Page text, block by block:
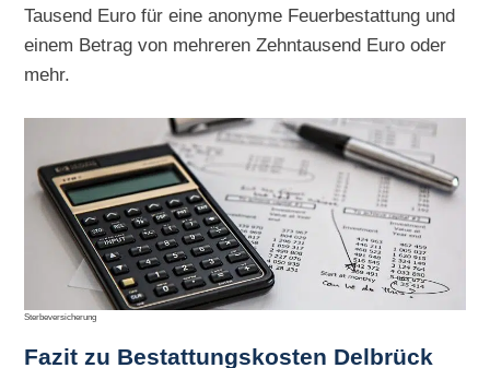
Tausend Euro für eine anonyme Feuerbestattung und
einem Betrag von mehreren Zehntausend Euro oder
mehr.
Sterbeversicherung
Fazit zu Bestattungskosten Delbrück